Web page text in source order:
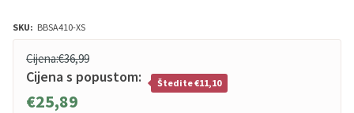
SKU: BBSA410-XS
Cijena:€36,99
Cijena s popustom:
€25,89
Štedite €11,10